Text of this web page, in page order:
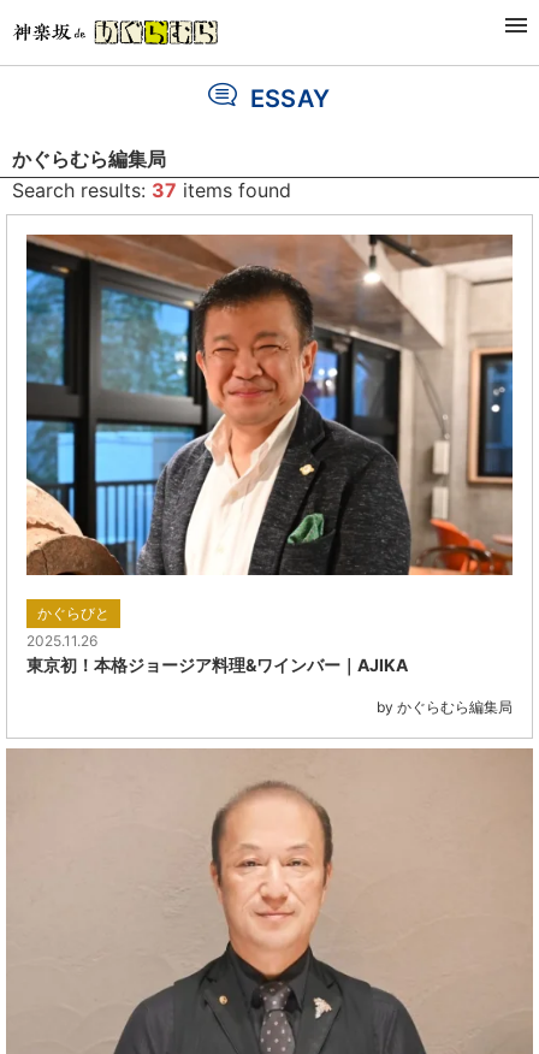
Latest Genre
ESSAY
かぐらむら編集局
Search results: 37 items found
かぐらびと
2025.11.26
東京初！本格ジョージア料理&ワインバー｜AJIKA
by かぐらむら編集局